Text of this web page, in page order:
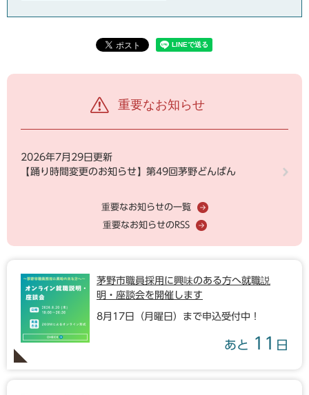
重要なお知らせ
2026年7月29日更新
【踊り時間変更のお知らせ】第49回茅野どんばん
重要なお知らせの一覧
重要なお知らせのRSS
茅野市職員採用に興味のある方へ就職説
明・座談会を開催します
8月17日（月曜日）まで申込受付中！
あと 11 日